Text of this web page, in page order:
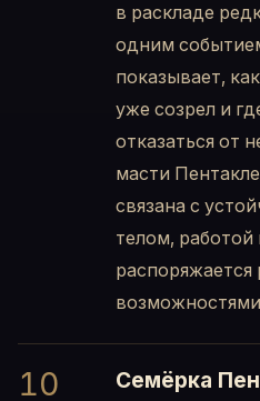
в раскладе
одним
показывает,
уже созрел и
отказаться от
масти
связана с
телом, работой
10 Семёрка